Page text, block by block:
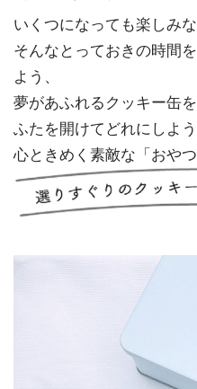
いくつになっても楽しみ
そんなとっておきの時間
よう、
夢があふれるクッキー缶を
ふたを開けてどれにしよ
心ときめく素敵な「おや